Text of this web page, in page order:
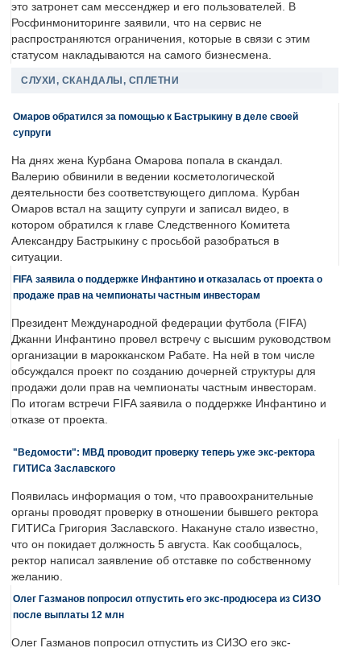
это затронет сам мессенджер и его пользователей. В
Росфинмониторинге заявили, что на сервис не
распространяются ограничения, которые в связи с этим
статусом накладываются на самого бизнесмена.
СЛУХИ, СКАНДАЛЫ, СПЛЕТНИ
Омаров обратился за помощью к Бастрыкину в деле своей
супруги
На днях жена Курбана Омарова попала в скандал.
Валерию обвинили в ведении косметологической
деятельности без соответствующего диплома. Курбан
Омаров встал на защиту супруги и записал видео, в
котором обратился к главе Следственного Комитета
Александру Бастрыкину с просьбой разобраться в
ситуации.
FIFA заявила о поддержке Инфантино и отказалась от проекта о
продаже прав на чемпионаты частным инвесторам
Президент Международной федерации футбола (FIFA)
Джанни Инфантино провел встречу с высшим руководством
организации в марокканском Рабате. На ней в том числе
обсуждался проект по созданию дочерней структуры для
продажи доли прав на чемпионаты частным инвесторам.
По итогам встречи FIFA заявила о поддержке Инфантино и
отказе от проекта.
"Ведомости": МВД проводит проверку теперь уже экс-ректора
ГИТИСа Заславского
Появилась информация о том, что правоохранительные
органы проводят проверку в отношении бывшего ректора
ГИТИСа Григория Заславского. Накануне стало известно,
что он покидает должность 5 августа. Как сообщалось,
ректор написал заявление об отставке по собственному
желанию.
Олег Газманов попросил отпустить его экс-продюсера из СИЗО
после выплаты 12 млн
Олег Газманов попросил отпустить из СИЗО его экс-